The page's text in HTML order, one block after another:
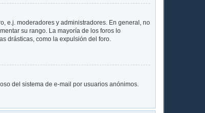
e.j. moderadores y administradores. En general, no
su rango. La mayoría de los foros lo
drásticas, como la expulsión del foro.
del sistema de e-mail por usuarios anónimos.